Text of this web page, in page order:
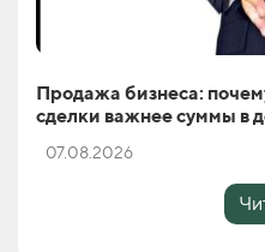
Продажа бизнеса:
сделки важнее суммы в
07.08.2026